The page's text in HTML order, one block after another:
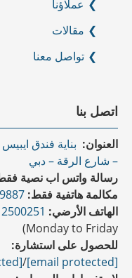
عملاؤنا
مقالات
تواصل معنا
اتصل بنا
العنوان:
– شارع الرقة – دبي
رسالة واتس اب نصية
مكالمة هاتفية فقط: 50 971+
الهاتف الأرضي: 2500251 4 971+
Monday to Friday)
للحصول على استشارة:
[email protected]
/
[email protected]